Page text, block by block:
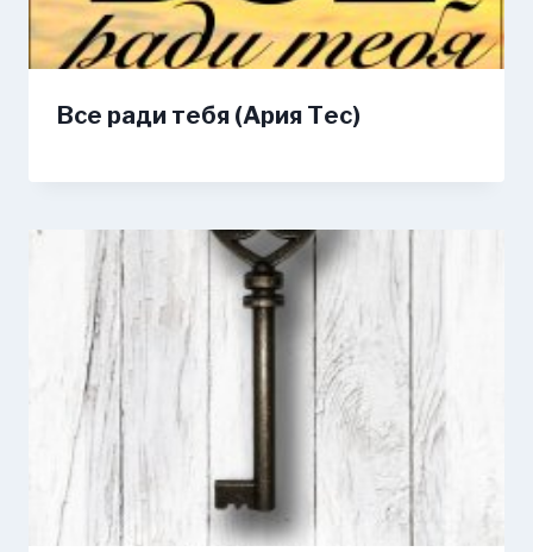
Все ради тебя (Ария Тес)